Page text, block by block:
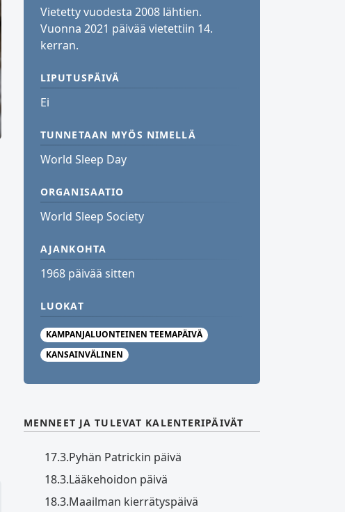
Vietetty vuodesta 2008 lähtien.
Vuonna 2021 päivää vietettiin 14.
kerran.
LIPUTUSPÄIVÄ
Ei
TUNNETAAN MYÖS NIMELLÄ
World Sleep Day
ORGANISAATIO
World Sleep Society
AJANKOHTA
1968 päivää sitten
LUOKAT
KAMPANJALUONTEINEN TEEMAPÄIVÄ
KANSAINVÄLINEN
MENNEET JA TULEVAT KALENTERIPÄIVÄT
17.3.Pyhän Patrickin päivä
18.3.Lääkehoidon päivä
18.3.Maailman kierrätyspäivä